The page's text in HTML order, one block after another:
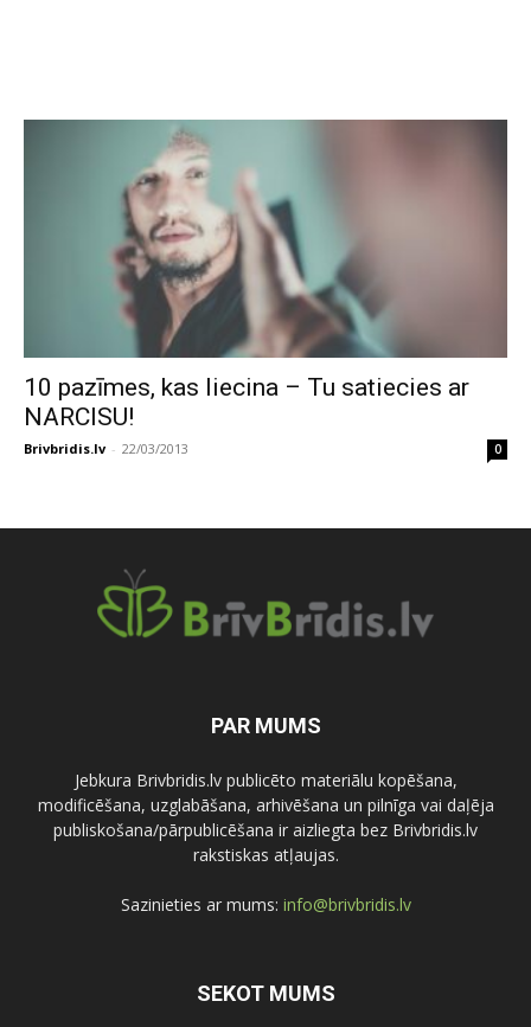
10 pazīmes, kas liecina – Tu satiecies ar
NARCISU!
Brivbridis.lv - 22/03/2013 0
PAR MUMS
Jebkura Brivbridis.lv publicēto materiālu kopēšana,
modificēšana, uzglabāšana, arhivēšana un pilnīga vai daļēja
publiskošana/pārpublicēšana ir aizliegta bez Brivbridis.lv
rakstiskas atļaujas.
Sazinieties ar mums: info@brivbridis.lv
SEKOT MUMS